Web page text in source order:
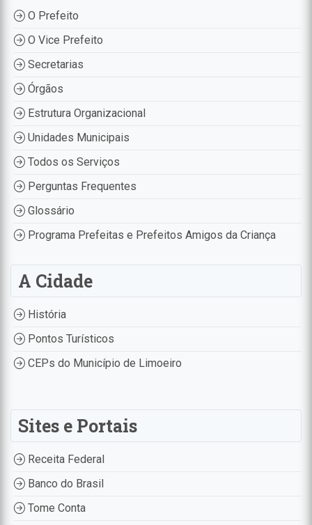
O Prefeito
O Vice Prefeito
Secretarias
Órgãos
Estrutura Organizacional
Unidades Municipais
Todos os Serviços
Perguntas Frequentes
Glossário
Programa Prefeitas e Prefeitos Amigos da Criança
A Cidade
História
Pontos Turísticos
CEPs do Município de Limoeiro
Sites e Portais
Receita Federal
Banco do Brasil
Tome Conta